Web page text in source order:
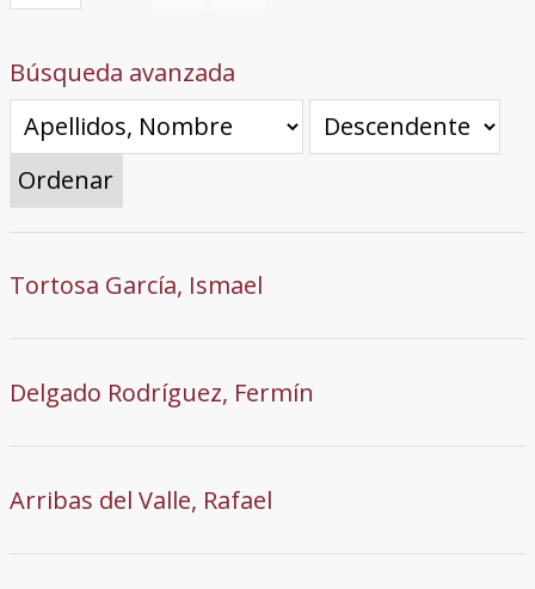
Búsqueda avanzada
Ordenar
Tortosa García, Ismael
Delgado Rodríguez, Fermín
Arribas del Valle, Rafael